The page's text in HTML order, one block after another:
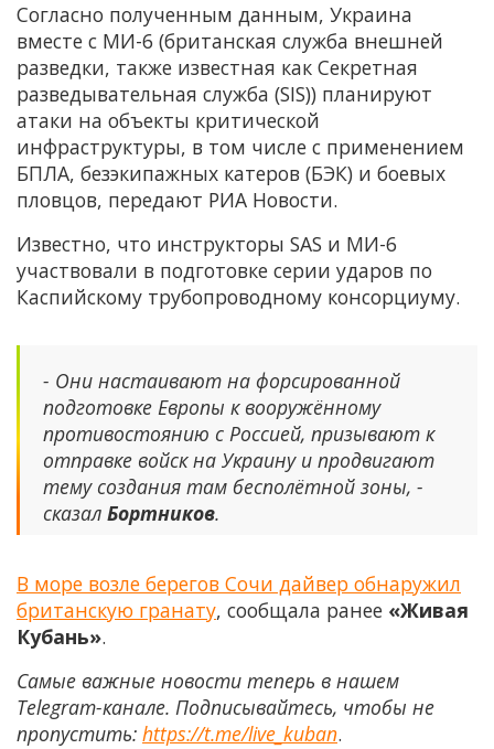
Согласно полученным данным, Украина
вместе с МИ-6 (британская служба внешней
разведки, также известная как Секретная
разведывательная служба (SIS)) планируют
атаки на объекты критической
инфраструктуры, в том числе с применением
БПЛА, безэкипажных катеров (БЭК) и боевых
пловцов, передают РИА Новости.
Известно, что инструкторы SAS и МИ-6
участвовали в подготовке серии ударов по
Каспийскому трубопроводному консорциуму.
- Они настаивают на форсированной
подготовке Европы к вооружённому
противостоянию с Россией, призывают к
отправке войск на Украину и продвигают
тему создания там бесполётной зоны, -
сказал Бортников.
В море возле берегов Сочи дайвер обнаружил
британскую гранату, сообщала ранее «Живая
Кубань».
Самые важные новости теперь в нашем
Telegram-канале. Подписывайтесь, чтобы не
пропустить: https://t.me/live_kuban.